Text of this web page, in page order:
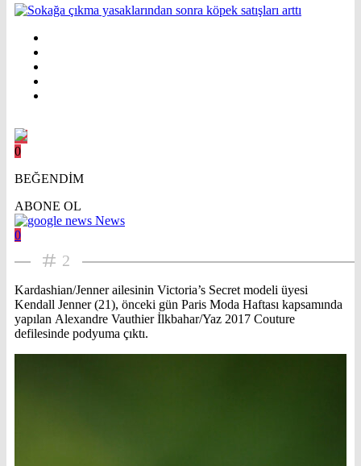
0
BEĞENDİM
ABONE OL
News
0
2
Kardashian/Jenner ailesinin Victoria’s Secret modeli üyesi
Kendall Jenner (21), önceki gün Paris Moda Haftası kapsamında
yapılan Alexandre Vauthier İlkbahar/Yaz 2017 Couture
defilesinde podyuma çıktı.